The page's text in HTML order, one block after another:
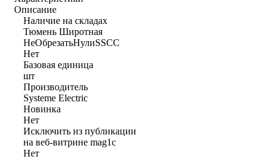
Описание
Наличие на складах
Тюмень Широтная
НеОбрезатьНулиSSCC
Нет
Базовая единица
шт
Производитель
Systeme Electric
Новинка
Нет
Исключить из публикации
на веб-витрине mag1c
Нет